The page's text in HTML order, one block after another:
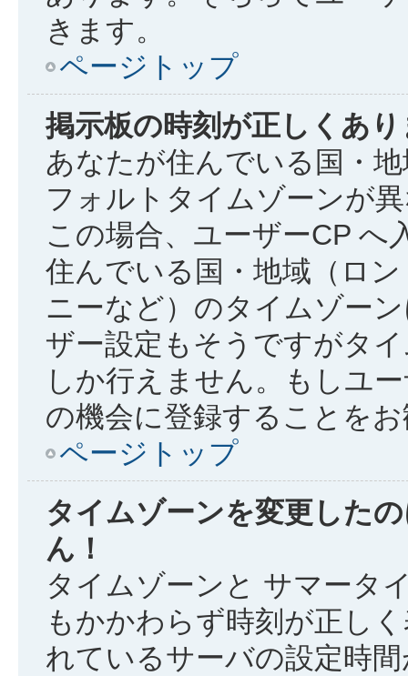
きます。
ページトップ
掲示板の時刻が正しくあ
あなたが住んでいる国・
フォルトタイムゾーンが
この場合、ユーザーCP へ
住んでいる国・地域（ロ
ニーなど）のタイムゾー
ザー設定もそうですがタ
しか行えません。もしユ
の機会に登録することを
ページトップ
タイムゾーンを変更した
ん！
タイムゾーンと サマータ
もかかわらず時刻が正し
れているサーバの設定時